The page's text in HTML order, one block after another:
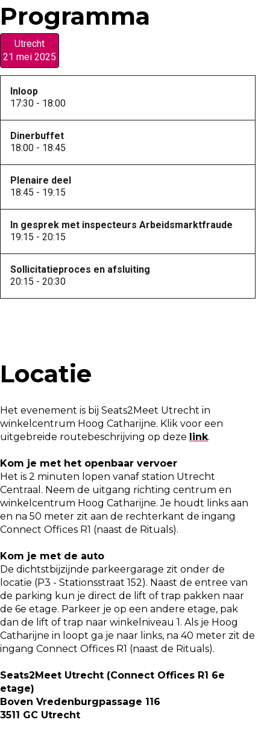
Programma
Utrecht
21 mei 2025
Inloop
17:30 - 18:00
Dinerbuffet
18:00 - 18:45
Plenaire deel
18:45 - 19:15
In gesprek met inspecteurs Arbeidsmarktfraude
19:15 - 20:15
Sollicitatieproces en afsluiting
20:15 - 20:30
Locatie
Het evenement is bij Seats2Meet Utrecht in
winkelcentrum Hoog Catharijne. Klik voor een
uitgebreide routebeschrijving op deze link.
Kom je met het openbaar vervoer
Het is 2 minuten lopen vanaf station Utrecht
Centraal. Neem de uitgang richting centrum en
winkelcentrum Hoog Catharijne. Je houdt links aan
en na 50 meter zit aan de rechterkant de ingang
Connect Offices R1 (naast de Rituals).
Kom je met de auto
De dichtstbijzijnde parkeergarage zit onder de
locatie (P3 - Stationsstraat 152). Naast de entree van
de parking kun je direct de lift of trap pakken naar
de 6e etage. Parkeer je op een andere etage, pak
dan de lift of trap naar winkelniveau 1. Als je Hoog
Catharijne in loopt ga je naar links, na 40 meter zit de
ingang Connect Offices R1 (naast de Rituals).
Seats2Meet Utrecht (Connect Offices R1 6e
etage)
Boven Vredenburgpassage 116
3511 GC Utrecht